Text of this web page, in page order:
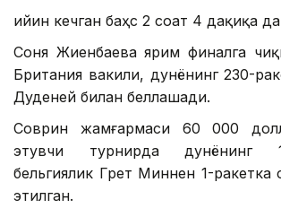
Қийин кечган баҳс 2 соат 4 дақиқа
Соня Жиенбаева ярим финалга
Британия вакили, дунёнинг 230-
Дуденей билан беллашади.
Соврин жамғармаси 60 000
этувчи турнирда дунёнинг
бельгиялик Грет Миннен 1-ракетка
этилган.